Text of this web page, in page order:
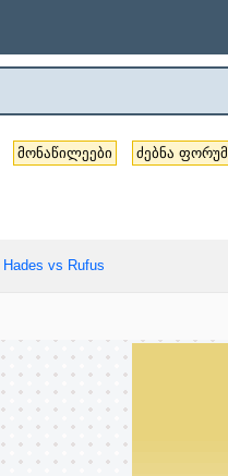
მონაწილეები ძებნა
Hades vs Rufus